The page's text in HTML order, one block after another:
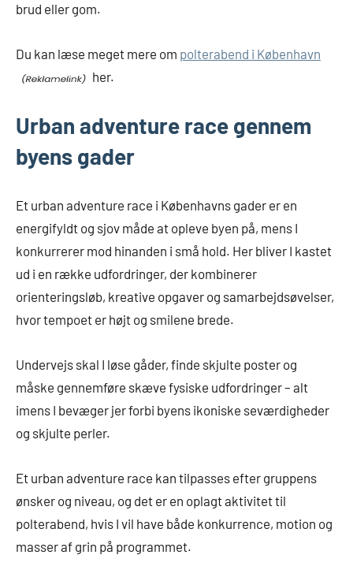
brud eller gom.
Du kan læse meget mere om polterabend i København
her.
Urban adventure race gennem
byens gader
Et urban adventure race i Københavns gader er en
energifyldt og sjov måde at opleve byen på, mens I
konkurrerer mod hinanden i små hold. Her bliver I kastet
ud i en række udfordringer, der kombinerer
orienteringsløb, kreative opgaver og samarbejdsøvelser,
hvor tempoet er højt og smilene brede.
Undervejs skal I løse gåder, finde skjulte poster og
måske gennemføre skæve fysiske udfordringer – alt
imens I bevæger jer forbi byens ikoniske seværdigheder
og skjulte perler.
Et urban adventure race kan tilpasses efter gruppens
ønsker og niveau, og det er en oplagt aktivitet til
polterabend, hvis I vil have både konkurrence, motion og
masser af grin på programmet.